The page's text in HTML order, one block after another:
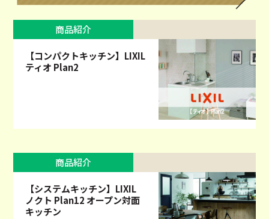
商品紹介
【コンパクトキッチン】LIXIL
ティオ Plan2
商品紹介
【システムキッチン】LIXIL
ノクト Plan12 オープン対面
キッチン